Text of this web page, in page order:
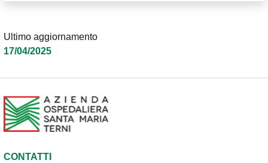
Ultimo aggiornamento
17/04/2025
CONTATTI